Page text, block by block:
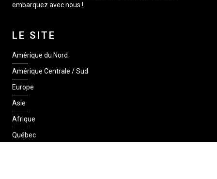
embarquez avec nous !
LE SITE
Amérique du Nord
Amérique Centrale / Sud
Europe
Asie
Afrique
Québec